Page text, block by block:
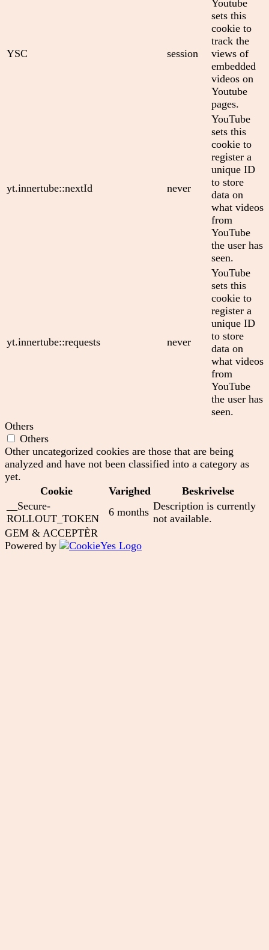
YSC session
Youtube
sets this
cookie to
track the
views of
embedded
videos on
Youtube
pages.
yt.innertube::nextId never
YouTube
sets this
cookie to
register a
unique ID
to store
data on
what videos
from
YouTube
the user has
seen.
yt.innertube::requests never
YouTube
sets this
cookie to
register a
unique ID
to store
data on
what videos
from
YouTube
the user has
seen.
Others
Others
Other uncategorized cookies are those that are being
analyzed and have not been classified into a category as
yet.
Cookie
Varighed
Beskrivelse
__Secure-
ROLLOUT_TOKEN
6 months Description is currently
not available.
GEM & ACCEPTÈR
Powered by